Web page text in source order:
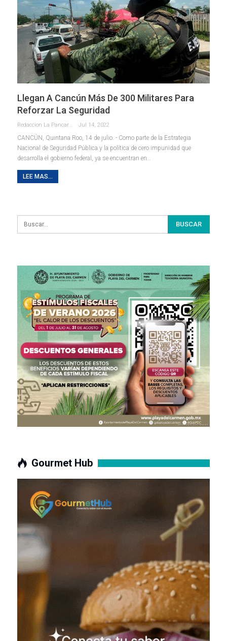
Llegan A Cancún Más De 300 Militares Para
Reforzar La Seguridad
Redaccion La Pancarta De Quintana Roo Jul 14, 2022
CANCÚN, Quintana Roo, 14 de julio. - Como parte de la Estrategia
Nacional de Seguridad Pública y la política de cero impunidad que
desarrolla el gobierno federal, ya se encuentran en…
LEE MAS...
Gourmet Hub